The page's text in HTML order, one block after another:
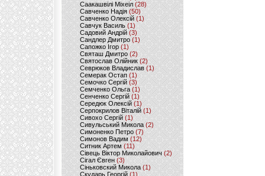
Саакашвілі Міхеіл(28)
Савченко Надія (50)
Савченко Олексій(1)
Савчук Василь (1)
Садовий Андрій (3)
Сандлер Дмитро(1)
Сапожко Ігор(1)
Святаш Дмитро (2)
Святослав Олійник (2)
Севрюков Владислав (1)
Семерак Остап (1)
Семочко Сергій (3)
Семченко Ольга (1)
Сенченко Сергій(1)
Середюк Олексій(1)
Серпокрилов Віталій(1)
Сивохо Сергій(1)
Сивульський Микола(2)
Симоненко Петро(7)
Симонов Вадим (12)
Ситник Артем(11)
Сівець Віктор Миколайович(2)
Сігал Євген (3)
Сіньковский Микола(1)
Скударь Георгій (1)